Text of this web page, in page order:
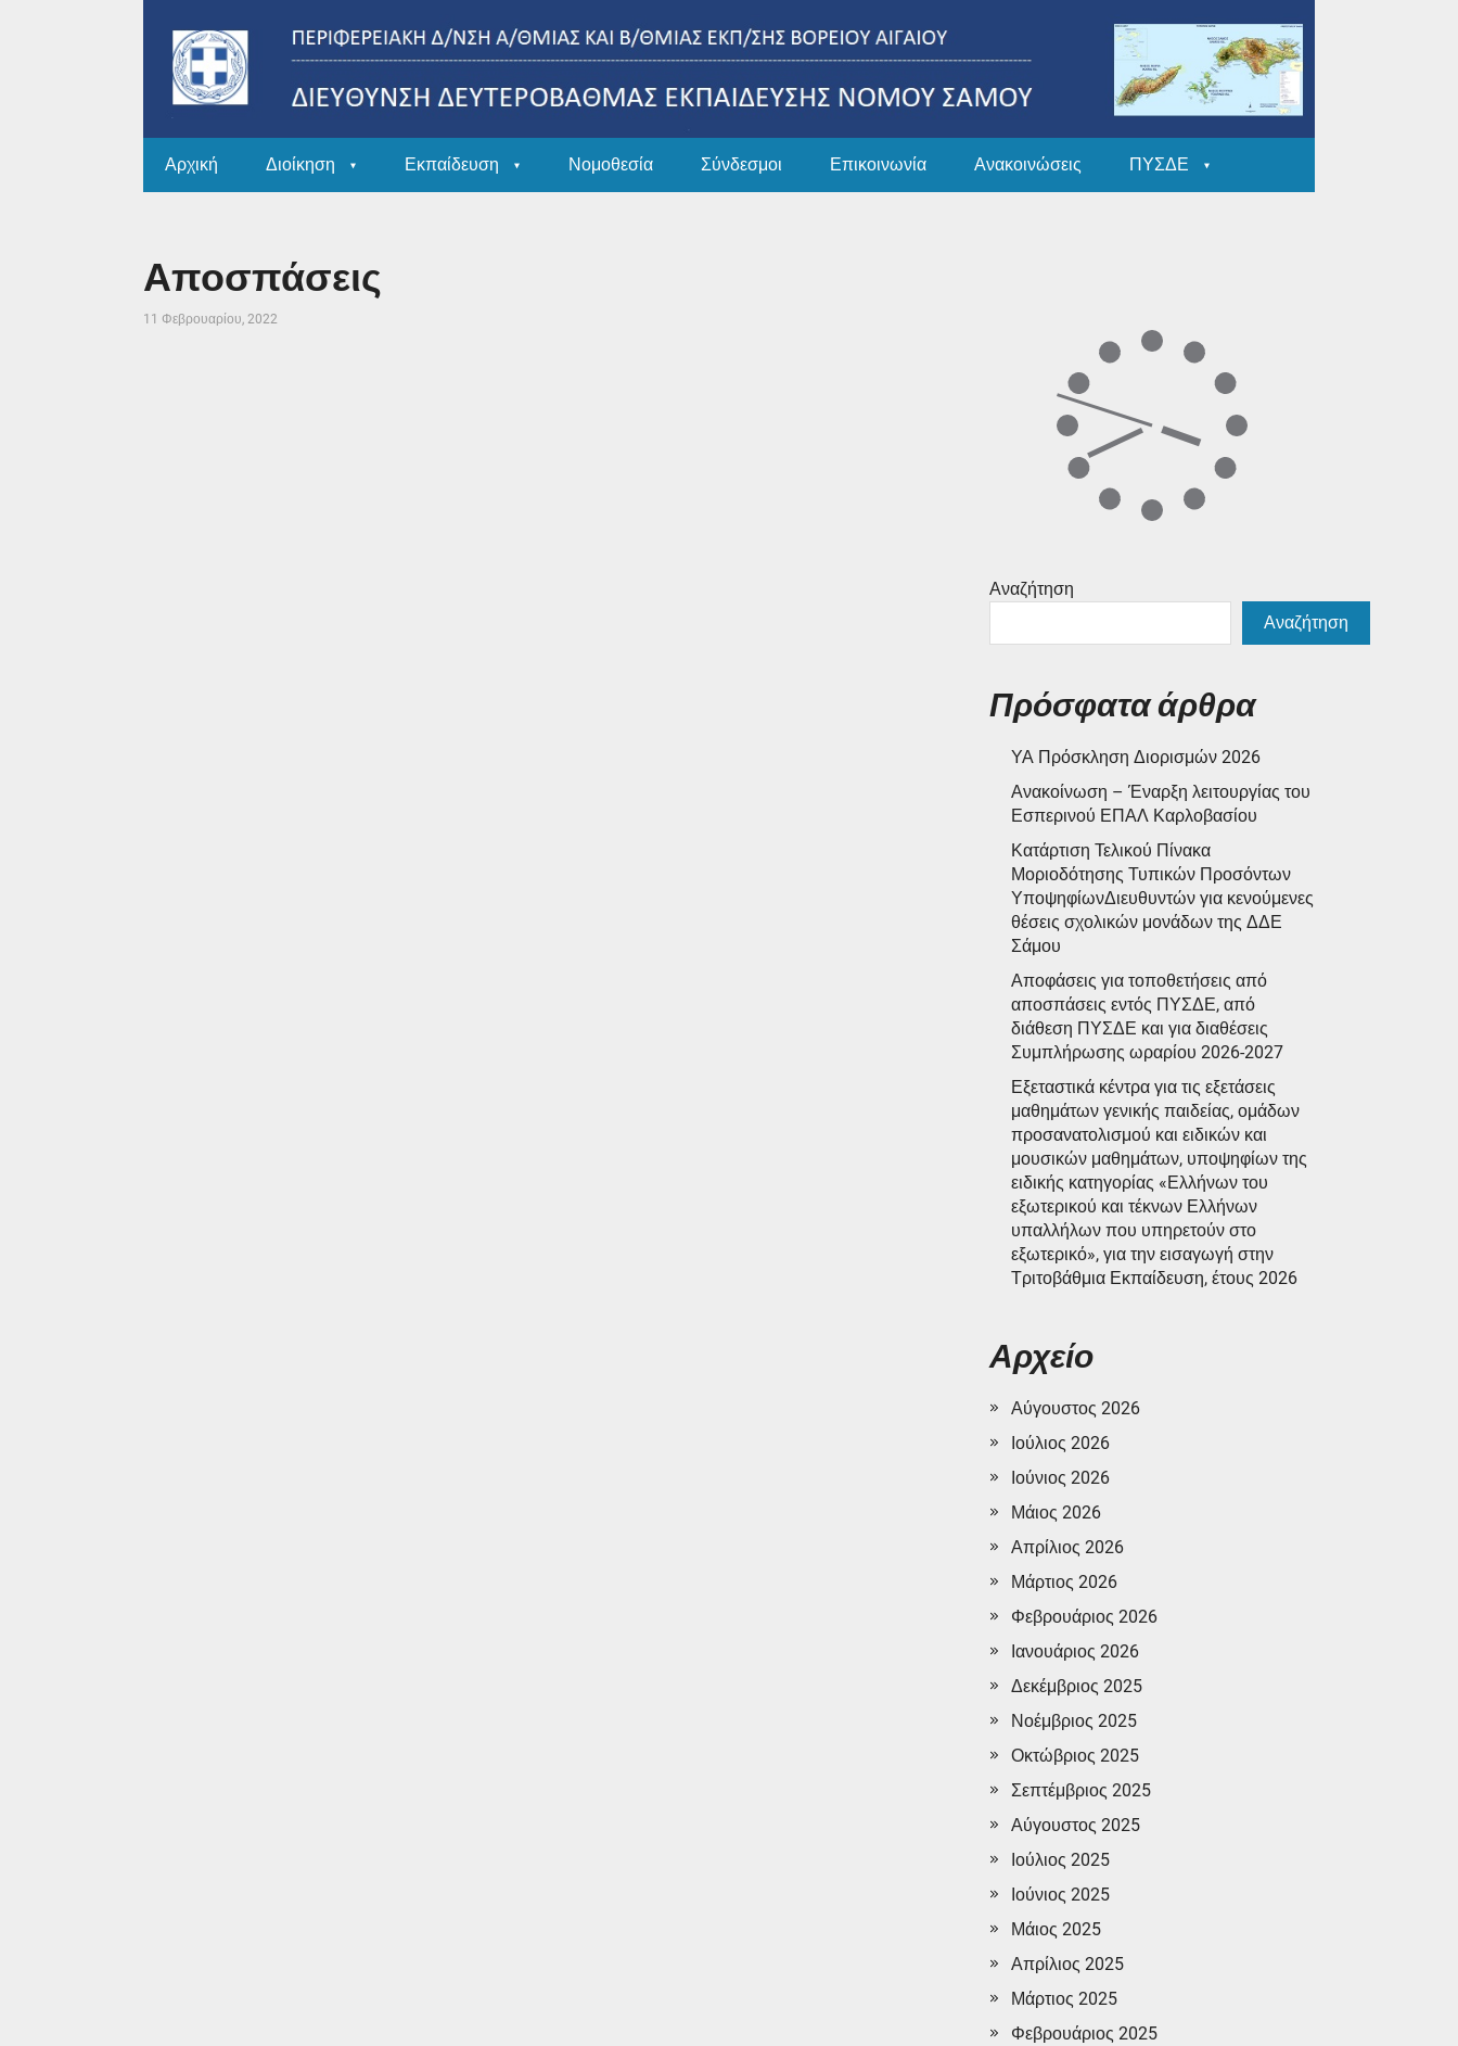
Αρχική Διοίκηση Εκπαίδευση Νομοθεσία Σύνδεσμοι Επικοινωνία Ανακοινώσεις ΠΥΣΔΕ
Αποσπάσεις
11 Φεβρουαρίου, 2022
Αναζήτηση
Αναζήτηση
Πρόσφατα άρθρα
ΥΑ Πρόσκληση Διορισμών 2026
Ανακοίνωση – Έναρξη λειτουργίας του
Εσπερινού ΕΠΑΛ Καρλοβασίου
Κατάρτιση Τελικού Πίνακα
Μοριοδότησης Τυπικών Προσόντων
ΥποψηφίωνΔιευθυντών για κενούμενες
θέσεις σχολικών μονάδων της ΔΔΕ
Σάμου
Αποφάσεις για τοποθετήσεις από
αποσπάσεις εντός ΠΥΣΔΕ, από
διάθεση ΠΥΣΔΕ και για διαθέσεις
Συμπλήρωσης ωραρίου 2026-2027
Εξεταστικά κέντρα για τις εξετάσεις
μαθημάτων γενικής παιδείας, ομάδων
προσανατολισμού και ειδικών και
μουσικών μαθημάτων, υποψηφίων της
ειδικής κατηγορίας «Ελλήνων του
εξωτερικού και τέκνων Ελλήνων
υπαλλήλων που υπηρετούν στο
εξωτερικό», για την εισαγωγή στην
Τριτοβάθμια Εκπαίδευση, έτους 2026
Αρχείο
Αύγουστος 2026
Ιούλιος 2026
Ιούνιος 2026
Μάιος 2026
Απρίλιος 2026
Μάρτιος 2026
Φεβρουάριος 2026
Ιανουάριος 2026
Δεκέμβριος 2025
Νοέμβριος 2025
Οκτώβριος 2025
Σεπτέμβριος 2025
Αύγουστος 2025
Ιούλιος 2025
Ιούνιος 2025
Μάιος 2025
Απρίλιος 2025
Μάρτιος 2025
Φεβρουάριος 2025